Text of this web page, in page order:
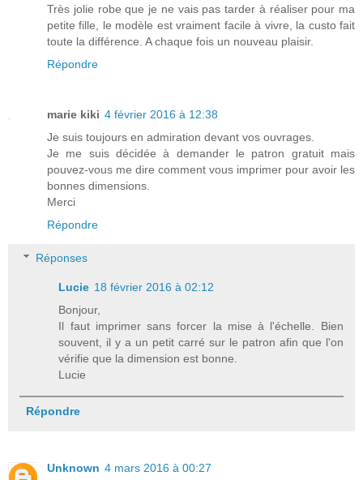
Très jolie robe que je ne vais pas tarder à réaliser pour ma
petite fille, le modèle est vraiment facile à vivre, la custo fait
toute la différence. A chaque fois un nouveau plaisir.
Répondre
marie kiki 4 février 2016 à 12:38
Je suis toujours en admiration devant vos ouvrages.
Je me suis décidée à demander le patron gratuit mais
pouvez-vous me dire comment vous imprimer pour avoir les
bonnes dimensions.
Merci
Répondre
Réponses
Lucie 18 février 2016 à 02:12
Bonjour,
Il faut imprimer sans forcer la mise à l'échelle. Bien
souvent, il y a un petit carré sur le patron afin que l'on
vérifie que la dimension est bonne.
Lucie
Répondre
Unknown 4 mars 2016 à 00:27